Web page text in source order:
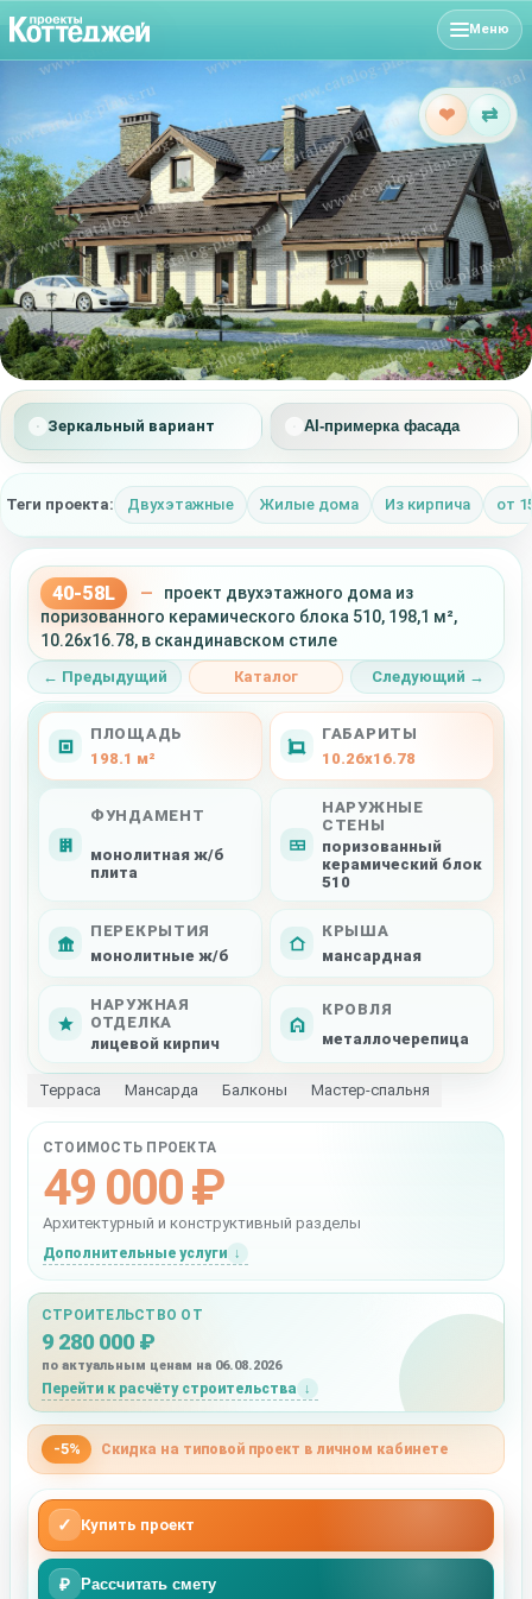
Меню
Зеркальный вариант AI-примерка фасада
Теги проекта: Двухэтажные Жилые дома Из кирпича от
❤ ⇄
40-58L —
проект двухэтажного дома из
поризованного керамического блока 510, 198,1 м²,
10.26x16.78, в скандинавском стиле
← Предыдущий Каталог Следующий →
ПЛОЩАДЬ
198.1 м²
ГАБАРИТЫ
10.26x16.78
ФУНДАМЕНТ
монолитная ж/б
плита
НАРУЖНЫЕ
СТЕНЫ
поризованный
керамический блок
510
ПЕРЕКРЫТИЯ
монолитные ж/б
КРЫША
мансардная
НАРУЖНАЯ
ОТДЕЛКА
лицевой кирпич
КРОВЛЯ
металлочерепица
Терраса Мансарда Балконы Мастер-спальня
СТОИМОСТЬ ПРОЕКТА
49 000 ₽
Архитектурный и конструктивный разделы
Дополнительные услуги
СТРОИТЕЛЬСТВО ОТ
9 280 000 ₽
по актуальным ценам на 06.08.2026
Перейти к расчёту строительства
-5% Скидка на типовой проект в личном кабинете
✓ Купить проект
₽ Рассчитать смету